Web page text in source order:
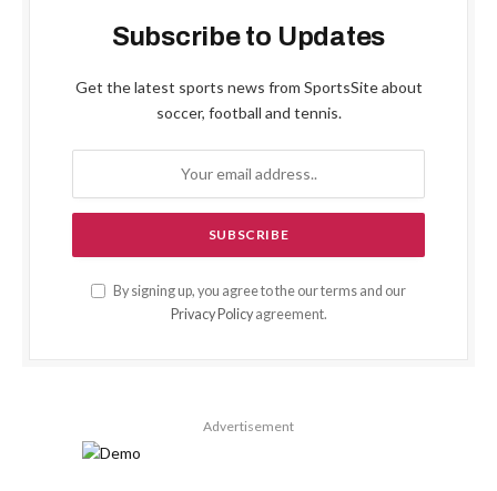
Subscribe to Updates
Get the latest sports news from SportsSite about
soccer, football and tennis.
By signing up, you agree to the our terms and our
Privacy Policyagreement.
Advertisement